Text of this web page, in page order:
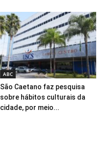
ABC
São Caetano faz pesquisa
sobre hábitos culturais da
cidade, por meio...